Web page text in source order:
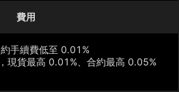
費用
手續費低至 0.01%
現貨最高 0.01%、合約最高 0.05%